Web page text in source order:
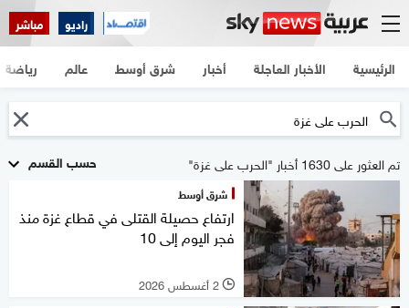
راديو مباشر
الرئيسية الأخبار العاجلة أخبار شرق أوسط عالم رياضة
حسب القسم تم العثور على 1630 أخبار "الحرب على غزة"
شرق أوسط
ارتفاع حصيلة القتلى في قطاع غزة منذ
فجر اليوم إلى 10
l 2 أغسطس 2026